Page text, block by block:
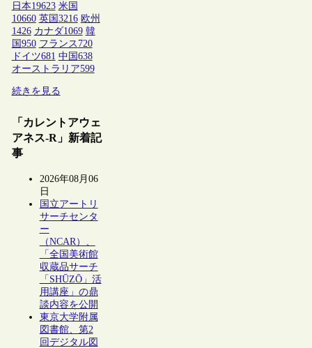
日本19623 米国
10660 英国 3216 欧州
1426 カナダ1069 韓
国 950 フランス 720
ドイツ681 中国 638
オーストラリア599
続きを見る
「カレントアウェ
アネス-R」新着記
事
2026年08月06
日
国立アートリ
サーチセンタ
ー
（NCAR）、
「全国美術館
収蔵品サーチ
「SHŪZŌ」活
用講座」の鼎
談内容を公開
東京大学附属
図書館、第2
回デジタル図